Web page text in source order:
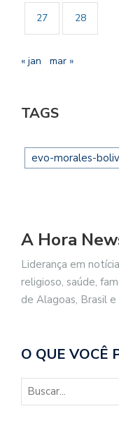
27 28
« jan mar »
TAGS
evo-morales-
A Hora
Liderança em
religioso, saúde,
de Alagoas, Brasil e
O QUE VOCÊ